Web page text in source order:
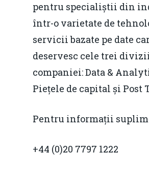
pentru specialiștii din
într-o varietate de
servicii bazate pe date
deservesc cele trei
companiei: Data &
Piețele de capital și Post
Pentru informații
+44 (0)20 7797 1222